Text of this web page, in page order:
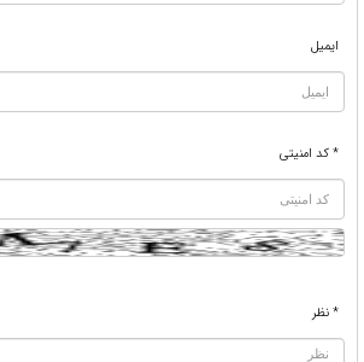
ایمیل
* کد امنیتی
* نظر